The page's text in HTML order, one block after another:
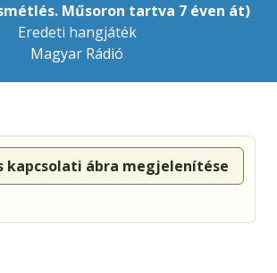
Műsoron tartva 7 éven át)
Eredeti hangjáték
Magyar Rádió
kapcsolati ábra megjelenítése